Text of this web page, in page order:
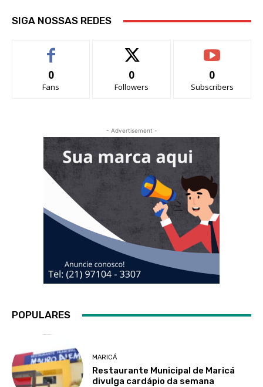
SIGA NOSSAS REDES
0
Fans
0
Followers
0
Subscribers
- Advertisement -
POPULARES
MARICÁ
Restaurante Municipal de Maricá
divulga cardápio da semana